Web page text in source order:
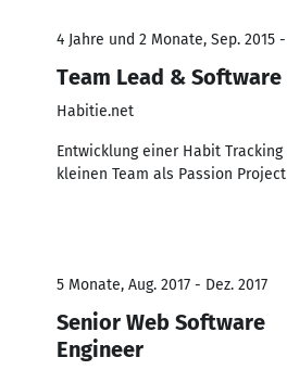
4 Jahre und 2 Monate, Sep. 2015
Team Lead & Software
Habitie.net
Entwicklung einer Habit
kleinen Team als Passion Project
5 Monate, Aug. 2017 - Dez. 2017
Senior Web Software
Engineer